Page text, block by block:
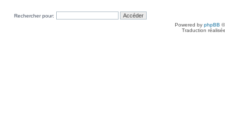
Rechercher pour:
Powered by phpBB
Traduction